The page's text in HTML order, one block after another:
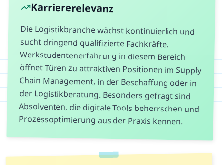
Karriererelevanz
Die Logistikbranche wächst kontinuierlich und
sucht dringend qualifizierte Fachkräfte.
Werkstudentenerfahrung in diesem Bereich
öffnet Türen zu attraktiven Positionen im Supply
Chain Management, in der Beschaffung oder in
der Logistikberatung. Besonders gefragt sind
Absolventen, die digitale Tools beherrschen und
Prozessoptimierung aus der Praxis kennen.